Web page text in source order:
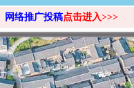
网络推广投稿点击进入>>>